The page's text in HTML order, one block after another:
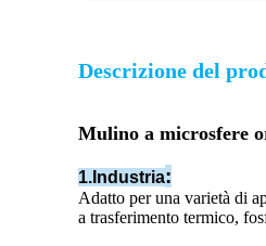
Descrizione del
Mulino a microsfere
1.Industria:
Adatto per una varietà di
a trasferimento termico,